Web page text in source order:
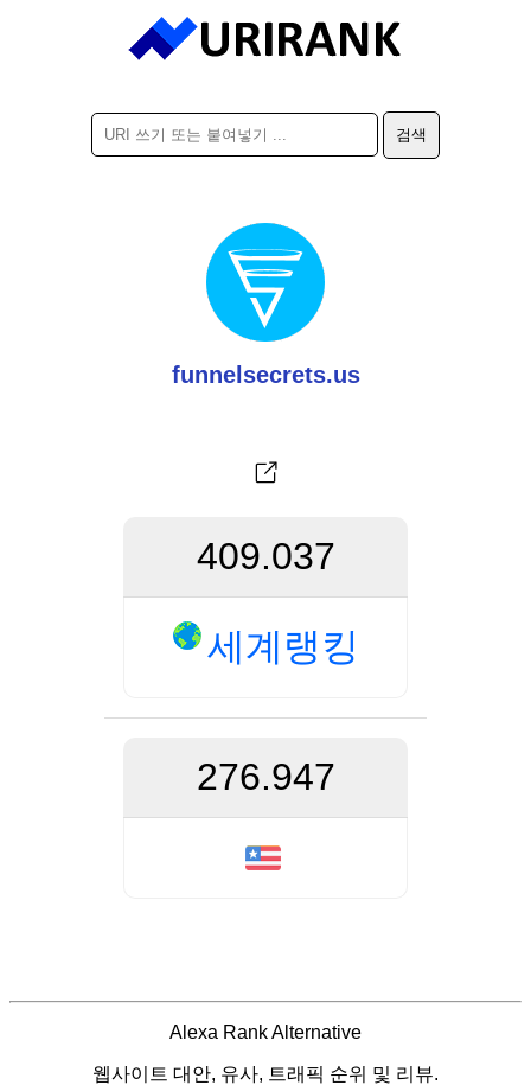
funnelsecrets.us
409.037
세계랭킹
276.947
Alexa Rank Alternative
웹사이트 대안, 유사, 트래픽 순위 및 리뷰.